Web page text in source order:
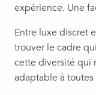
expérience. Une
Entre luxe discret
trouver le cadre
cette diversité qui
adaptable à toutes